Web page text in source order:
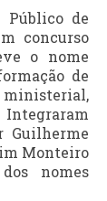
de
concurso
o nome
de
Guilherme
Monteiro
nomes